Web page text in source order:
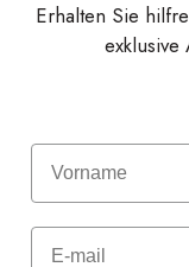
Erhalten Sie
Vorname
E-mail